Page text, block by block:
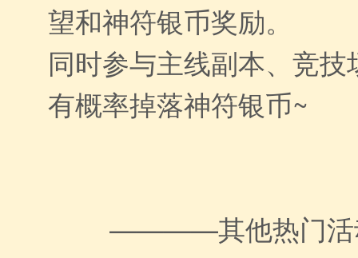
望和神符银币奖励。
同时参与主线副本、竞
有概率掉落神符银币~
————其他热门